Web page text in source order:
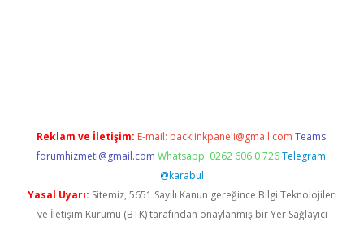
Reklam ve İletişim: E-mail: backlinkpaneli@gmail.com Teams:
forumhizmeti@gmail.com Whatsapp: 0262 606 0 726 Telegram:
@karabul
Yasal Uyarı: Sitemiz, 5651 Sayılı Kanun gereğince Bilgi Teknolojileri
ve İletişim Kurumu (BTK) tarafından onaylanmış bir Yer Sağlayıcı